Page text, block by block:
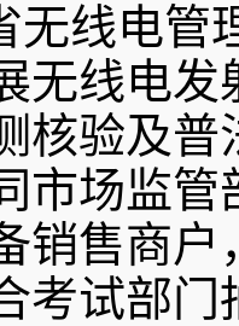
无线电管
无线电发
核验及
市场监
销售商户
考试部